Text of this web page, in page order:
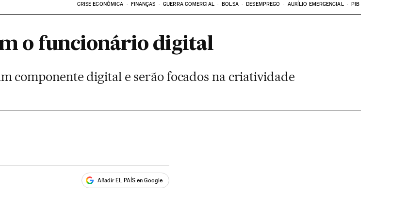
CRISE ECONÔMICA FINANÇAS GUERRA COMERCIAL BOLSA DESEMPREGO AUXÍLIO EMERGENCIAL PIB
o funcionário digital
componente digital e serão focados na criatividade
Añadir EL PAÍS en Google